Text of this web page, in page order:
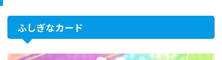
ふしぎなカード